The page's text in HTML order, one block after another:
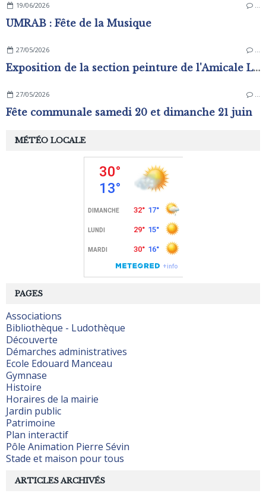
19/06/2026 …
UMRAB : Fête de la Musique
27/05/2026 …
Exposition de la section peinture de l'Amicale Laïque
27/05/2026 …
Fête communale samedi 20 et dimanche 21 juin
PAGES
Associations
Bibliothèque - Ludothèque
Découverte
Démarches administratives
Ecole Edouard Manceau
Gymnase
Histoire
Horaires de la mairie
Jardin public
Patrimoine
Plan interactif
Pôle Animation Pierre Sévin
Stade et maison pour tous
MÉTÉO LOCALE
ARTICLES ARCHIVÉS